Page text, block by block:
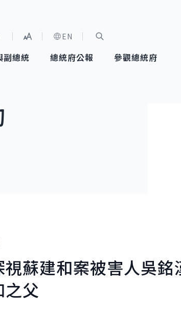
展開字級選單
EN
副總統 總統府公報 參觀總統府
視蘇建和案被害人吳
父